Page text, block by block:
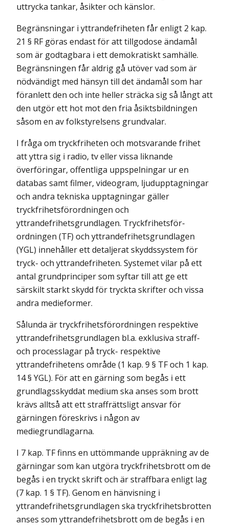
uttrycka tankar, åsikter och känslor.
Begränsningar i yttrandefriheten får enligt 2 kap.
21 § RF göras endast för att tillgodose ändamål
som är godtagbara i ett demokratiskt samhälle.
Begränsningen får aldrig gå utöver vad som är
nödvändigt med hänsyn till det ändamål som har
föranlett den och inte heller sträcka sig så långt att
den utgör ett hot mot den fria åsiktsbildningen
såsom en av folkstyrelsens grundvalar.
I fråga om tryckfriheten och motsvarande frihet
att yttra sig i radio, tv eller vissa liknande
överföringar, offentliga uppspelningar ur en
databas samt filmer, videogram, ljudupptagningar
och andra tekniska upptagningar gäller
tryckfrihetsförordningen och
yttrandefrihetsgrundlagen. Tryckfrihetsför­
ordningen (TF) och yttrandefrihetsgrundlagen
(YGL) innehåller ett detaljerat skyddssystem för
tryck- och yttrandefriheten. Systemet vilar på ett
antal grundprinciper som syftar till att ge ett
särskilt starkt skydd för tryckta skrifter och vissa
andra medieformer.
Sålunda är tryckfrihetsförordningen respektive
yttrandefrihetsgrundlagen bl.a. exklusiva straff-
och processlagar på tryck- respektive
yttrandefrihetens område (1 kap. 9 § TF och 1 kap.
14 § YGL). För att en gärning som begås i ett
grundlagsskyddat medium ska anses som brott
krävs alltså att ett straffrättsligt ansvar för
gärningen föreskrivs i någon av
mediegrundlagarna.
I 7 kap. TF finns en uttömmande uppräkning av de
gärningar som kan utgöra tryckfrihetsbrott om de
begås i en tryckt skrift och är straffbara enligt lag
(7 kap. 1 § TF). Genom en hänvisning i
yttrandefrihetsgrundlagen ska tryckfrihetsbrotten
anses som yttrandefrihetsbrott om de begås i en